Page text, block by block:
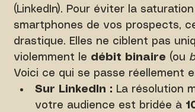
(LinkedIn). Pour éviter la
smartphones de vos prospects,
drastique. Elles ne ciblent pas
violemment le débit binaire (ou
Voici ce qui se passe réellement
Sur LinkedIn : La résolution
votre audience est bridée à